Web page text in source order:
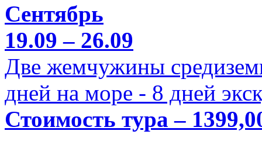
Сентябрь
19.09 – 26.09
Две жемчужины
дней на море - 8 дней
Стоимость тура –